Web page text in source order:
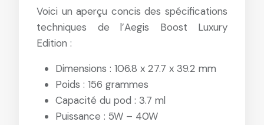
Voici un aperçu concis des spécifications
techniques de l’Aegis Boost Luxury
Edition :
Dimensions : 106.8 x 27.7 x 39.2 mm
Poids : 156 grammes
Capacité du pod : 3.7 ml
Puissance : 5W – 40W